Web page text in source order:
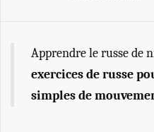
Apprendre le russe de
exercices de russe
simples de